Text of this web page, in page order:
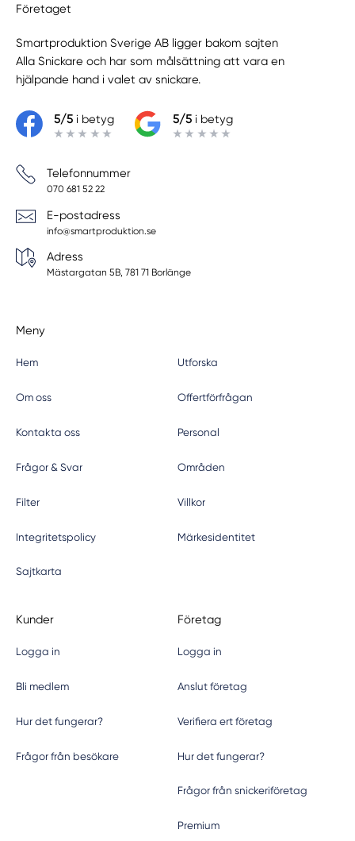
Företaget
Smartproduktion Sverige AB ligger bakom sajten
Alla Snickare och har som målsättning att vara en
hjälpande hand i valet av snickare.
5/5i betyg 5/5i betyg
Telefonnummer
070 681 52 22
E-postadress
info@smartproduktion.se
Adress
Mästargatan 5B, 781 71 Borlänge
Meny
Hem Utforska
Om oss Offertförfrågan
Kontakta oss Personal
Frågor & Svar Områden
Filter Villkor
Integritetspolicy Märkesidentitet
Sajtkarta
Kunder
Logga in
Bli medlem
Hur det fungerar?
Frågor från besökare
Företag
Logga in
Anslut företag
Verifiera ert företag
Hur det fungerar?
Frågor från snickeriföretag
Premium